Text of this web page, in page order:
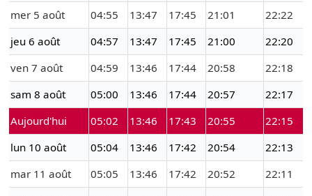
mer 5 août
04:55 13:47 17:45 21:01
22:22
jeu 6 août
04:57 13:47 17:45 21:00
22:20
ven 7 août
04:59 13:46 17:44 20:58
22:18
sam 8 août
05:00 13:46 17:44 20:57
22:17
Aujourd'hui
05:02 13:46 17:43 20:55
22:15
lun 10 août
05:04 13:46 17:42 20:54
22:13
mar 11 août
05:05 13:46 17:42 20:52
22:11